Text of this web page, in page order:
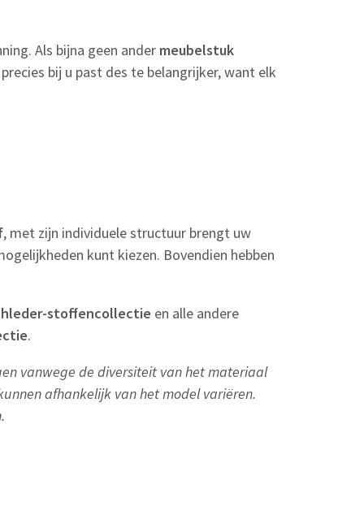
Als bijna geen ander meubelstuk
bij u past des te belangrijker, want elk
, met zijn individuele structuur brengt uw
kunt kiezen. Bovendien hebben
stoffencollectie en alle andere
.
vanwege de diversiteit van het materiaal
afhankelijk van het model variëren.